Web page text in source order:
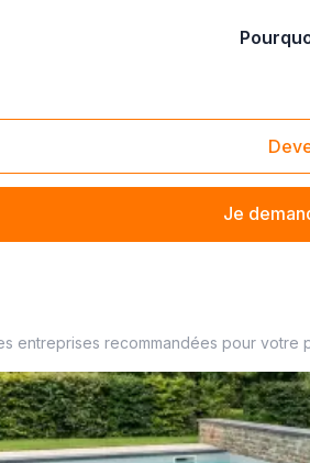
Je
entreprises recommandées pour votre